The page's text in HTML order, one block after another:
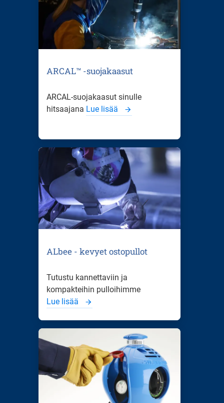
ARCAL™ -suojakaasut
ARCAL-suojakaasut sinulle
hitsaajana Lue lisää
ALbee - kevyet ostopullot
Tutustu kannettaviin ja
kompakteihin pulloihimme
Lue lisää